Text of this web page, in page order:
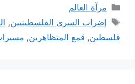
التصنيفات
مرآة العالم
الوسوم
إضراب السرى الفلسطينيين,
فلسطين, قمع المتظاهرين,